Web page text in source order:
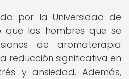
por la Universidad de
que los hombres que se
de aromaterapia
reducción significativa en
y ansiedad. Además,